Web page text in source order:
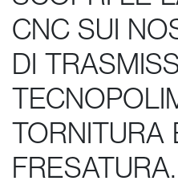
CNC SUI
DI
TORNITURA
FRESATURA.